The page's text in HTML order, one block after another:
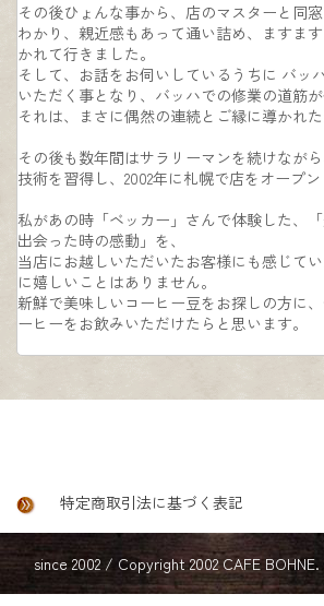
その後ひょんな事から、店のマスターと同
わかり、親近感もあって通い詰め、ますま
かれて行きました。
そして、お話をお伺いしているうちに バッ
いただく事となり、バッハでの修業の道筋が
それは、まさに偶然の連続とご縁に導かれた
その後も数年間はサラリーマンを続けなが
技術を習得し、2002年に札幌で店をオープン
私があの時「ベッカー」さんで体験した、
出会った時の感動」を、
当店にお越しいただいたお客様にも感じて
に嬉しいことはありません。
新鮮で美味しいコーヒー豆をお探しの方に
ーヒーをお飲みいただけたらと思います。
特定商取引法に基づく表記
since 2002 / Copyright 2002 CAFE